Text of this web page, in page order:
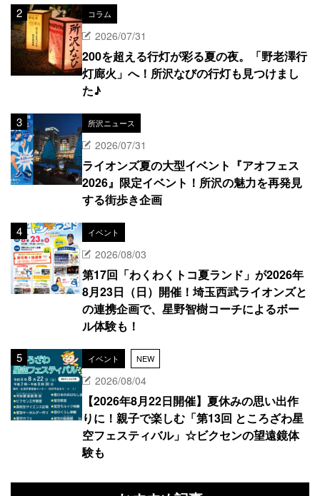
コラム
2026/07/31
200を超える行灯が彩る夏の夜。「野老澤行
灯廊火」へ！所沢なびの行灯も見つけまし
た♪
所沢ニュース
2026/07/31
ライオンズ夏の大型イベント『アオフェス
2026』限定イベント！所沢の魅力を再発見
する街歩き企画
イベント
2026/08/03
第17回「わくわくトコ夏ランド」が2026年
8月23日（日）開催！埼玉西武ライオンズと
の連携企画で、星野智樹コーチによるボー
ル体験も！
イベント NEW
2026/08/04
【2026年8月22日開催】夏休みの思い出作
りに！親子で楽しむ「第13回 ところざわ星
空フェスティバル」☆ビクセンの望遠鏡体
験も